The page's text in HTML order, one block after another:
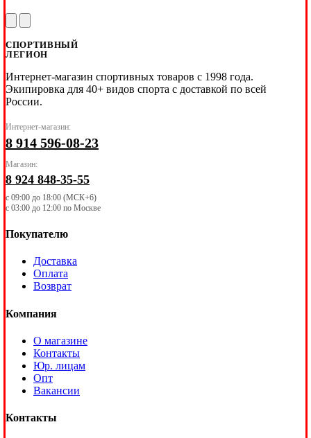
СПОРТИВНЫЙ
ЛЕГИОН
Интернет-магазин спортивных товаров с 1998 года.
Экипировка для 40+ видов спорта с доставкой по всей
России.
Интернет-магазин:
8 914 596-08-23
Магазин:
8 924 848-35-55
с 09:00 до 18:00 (МСК+6)
с 03:00 до 12:00 по Москве
Покупателю
Доставка
Оплата
Возврат
Компания
О магазине
Контакты
Юр. лицам
Опт
Вакансии
Контакты